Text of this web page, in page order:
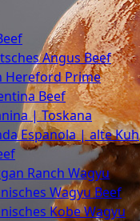
Angus Beef
Hereford Prime
Beef
| Toskana
Espanola | alte Kuh
Ranch Wagyu
Wagyu Beef
Kobe Wagyu